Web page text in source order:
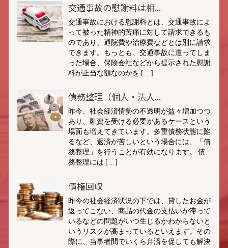
交通事故の慰謝料は相...
交通事故における慰謝料とは、交通事故によ
って被った精神的苦痛に対して請求できるも
のであり、通院費や治療費などとは別に請求
できます。もっとも、交通事故に遭ってしま
った場合、保険会社などから提示された慰謝
料が正当な額なのかを […]
債務整理（個人・法人...
昨今、社会経済情勢の不透明が益々増加つつ
あり、融資を受ける必要があるケースという
場面も増えてきています。多重債務状態に陥
るなど、返済が苦しいという場合には、「債
務整理」を行うことが有効になります。 債
務整理には […]
債権回収
昨今の社会経済状況の下では、貸したお金が
返ってこない、商品の代金の支払いが滞って
いるなどの問題がいつ生じるかわからないと
いうリスクが高まっているといえます。その
際に、当事者間でいくら弁済を促しても解決